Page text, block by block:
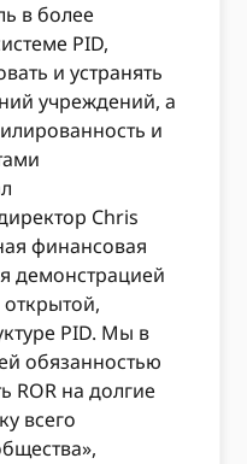
в более
PID,
и устранять
учреждений, а
и
Chris
финансовая
демонстрацией
PID. Мы в
обязанностью
ROR на долгие
всего